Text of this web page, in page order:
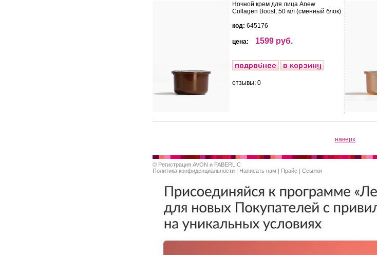
Ночной крем для лица Anew
Collagen Boost, 50 мл (сменный блок)
код: 645176
цена: 1599 руб.
отзывы: 0
наверх
© Регистрация AVON и FABERLIC
Политика конфиденциальности | Написать нам | Прайс | Ссылки